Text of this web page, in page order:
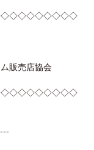
販売店協会